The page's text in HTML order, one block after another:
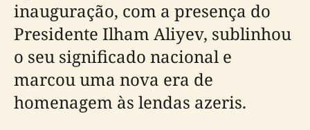
inauguração, com a presença do
Presidente Ilham Aliyev, sublinhou
o seu significado nacional e
marcou uma nova era de
homenagem às lendas azeris.